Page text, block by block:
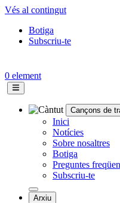
Vés al contingut
Topbar
Botiga
Subscriu-te
0 element
Navegació
principal
Cançons de
Inici
Notícies
Sobre nosaltres
Botiga
Preguntes
Subscriu-te
Arxiu